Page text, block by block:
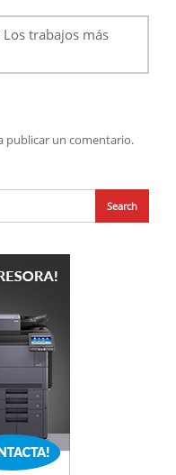
Los trabajos más
publicar un comentario.